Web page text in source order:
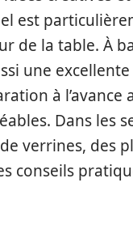
est
de la table. À
une
à l’avance
Dans les
verrines, des
conseils